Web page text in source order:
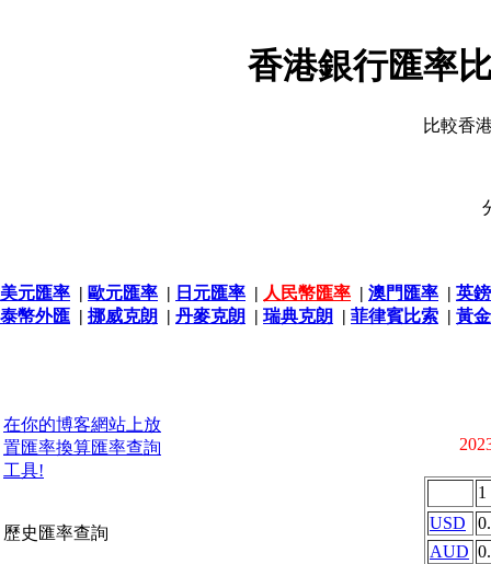
香港銀行匯率
比較香
美元匯率 | 歐元匯率 | 日元匯率 | 人民幣匯率 | 澳門匯率 | 英
泰幣外匯 | 挪威克朗 | 丹麥克朗 | 瑞典克朗 | 菲律賓比索 | 黃
在你的博客網站上放
置匯率換算匯率查詢
工具!
歷史匯率查詢
1
USD
AUD